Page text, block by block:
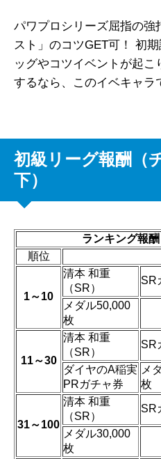
パワプロシリーズ屈指の強
スト 」のコツGET可！ 初
ッグやコツイベントが起
するなら、このイベキャラ
初級リーグ報酬（
下）
ランキング報
順位
1～10
清本 和重
（SR）
SR
メダル50,000
枚
11～30
清本 和重
（SR）
SR
ダイヤのA稲実
PRガチャ券
メ
枚
31～100
清本 和重
（SR）
SR
メダル30,000
枚